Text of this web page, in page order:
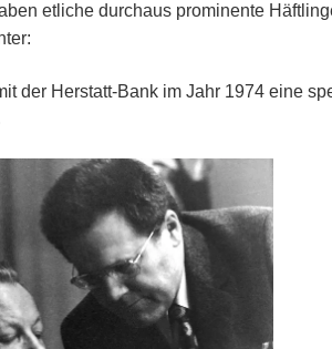
etliche durchaus prominente
der Herstatt-Bank im Jahr 1974 eine